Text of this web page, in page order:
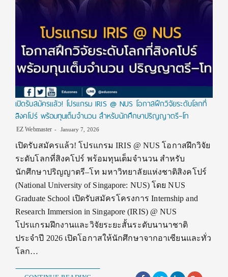
เปิดรับสมัครแล้ว! โปรแกรม IRIS @ NUS โอกาสฝึกวิจัยระดับโลกที่
สิงคโปร์ พร้อมทุนเต็มจำนวน สำหรับนักศึกษาปริญญาตรี–โท
EZ Webmaster January 7, 2026
เปิดรับสมัครแล้ว! โปรแกรม IRIS @ NUS โอกาสฝึกวิจัย
ระดับโลกที่สิงคโปร์ พร้อมทุนเต็มจำนวน สำหรับ
นักศึกษาปริญญาตรี–โท มหาวิทยาลัยแห่งชาติสิงคโปร์
(National University of Singapore: NUS) โดย NUS
Graduate School เปิดรับสมัครโครงการ Internship and
Research Immersion in Singapore (IRIS) @ NUS
โปรแกรมฝึกงานและวิจัยระยะสั้นระดับนานาชาติ
ประจำปี 2026 เปิดโอกาสให้นักศึกษาจากอาเซียนและทั่ว
โลก…